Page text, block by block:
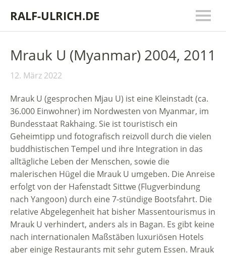
RALF-ULRICH.DE
Mrauk U (Myanmar) 2004, 2011
12. März 2022
Mrauk U (gesprochen Mjau U) ist eine Kleinstadt (ca.
36.000 Einwohner) im Nordwesten von Myanmar, im
Bundesstaat Rakhaing. Sie ist touristisch ein
Geheimtipp und fotografisch reizvoll durch die vielen
buddhistischen Tempel und ihre Integration in das
alltägliche Leben der Menschen, sowie die
malerischen Hügel die Mrauk U umgeben. Die Anreise
erfolgt von der Hafenstadt Sittwe (Flugverbindung
nach Yangoon) durch eine 7-stündige Bootsfahrt. Die
relative Abgelegenheit hat bisher Massentourismus in
Mrauk U verhindert, anders als in Bagan. Es gibt keine
nach internationalen Maßstäben luxuriösen Hotels
aber einige Restaurants mit sehr gutem Essen. Mrauk